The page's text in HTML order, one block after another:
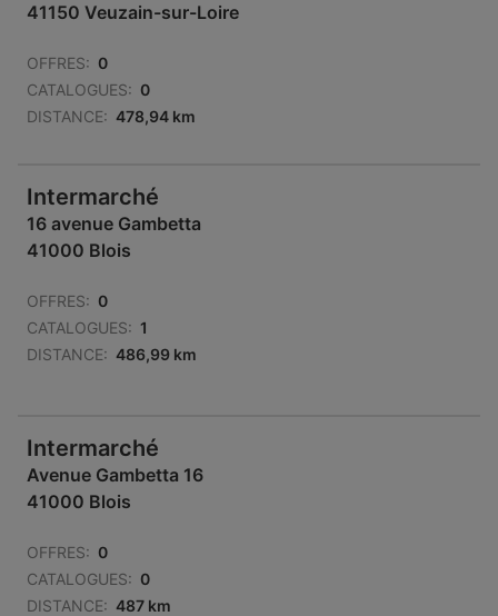
41150 Veuzain-sur-Loire
OFFRES: 0
CATALOGUES: 0
DISTANCE: 478,94 km
Intermarché
16 avenue Gambetta
41000 Blois
OFFRES: 0
CATALOGUES: 1
DISTANCE: 486,99 km
Intermarché
Avenue Gambetta 16
41000 Blois
OFFRES: 0
CATALOGUES: 0
DISTANCE: 487 km